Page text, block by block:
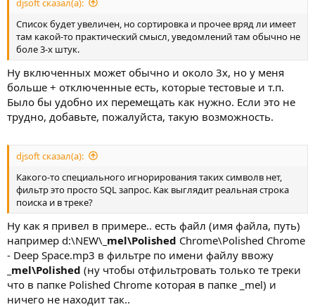
Список будет увеличен, но сортировка и прочее вряд ли имеет
там какой-то практический смысл, уведомлений там обычно не
боле 3-х штук.
Ну включенных может обычно и около 3х, но у меня
больше + отключенные есть, которые тестовые и т.п.
Было бы удобно их перемещать как нужно. Если это не
трудно, добавьте, пожалуйста, такую возможность.
djsoft сказал(а):
Какого-то специального игнорирования таких символв нет,
фильтр это просто SQL запрос. Как выглядит реальная строка
поиска и в треке?
Ну как я привел в примере.. есть файл (имя файла, путь)
например d:\NEW\ _mel\Polished Chrome\Polished Chrome
- Deep Space.mp3 в фильтре по имени файлу ввожу
_mel\Polished (ну чтобы отфильтровать только те треки
что в папке Polished Chrome которая в папке _mel) и
ничего не находит так..